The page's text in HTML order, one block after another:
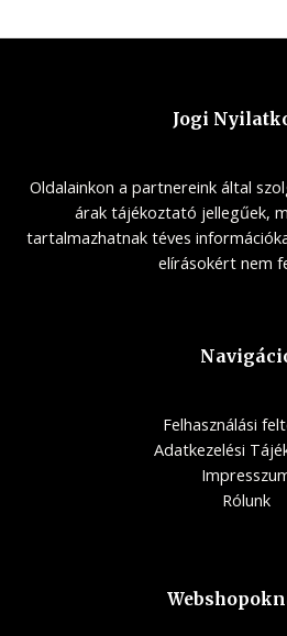
Jogi
Oldalainkon a partnereink által
árak tájékoztató jellegűek,
tartalmazhatnak téves
elírásokért nem
Felhasználási
Adatkezelési
Rólunk